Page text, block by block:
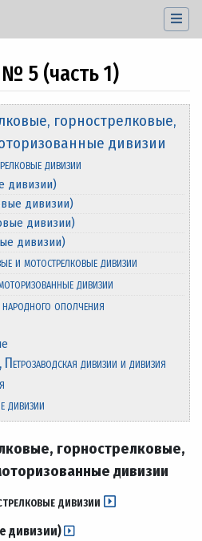
5 (часть 1)
горнострелковые,
дивизии
дивизии
дивизии)
дивизии)
дивизии)
дивизии)
и мотострелковые дивизии
дивизии
ополчения
дивизии и дивизия
дивизии
горнострелковые,
дивизии
дивизии
дивизии)